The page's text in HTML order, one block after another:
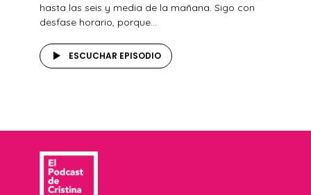
hasta las seis y media de la mañana. Sigo con
desfase horario, porque...
ESCUCHAR EPISODIO